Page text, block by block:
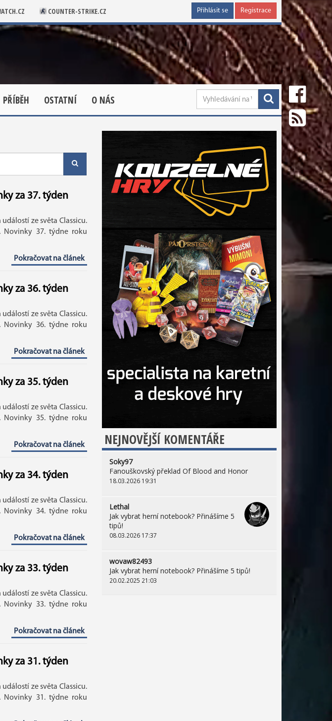
COUNTER-STRIKE.CZ Přihlásit se Registrace
PŘÍBĚH OSTATNÍ O NÁS
za 37. týden
ze světa Classicu.
Novinky 37. týdne roku
Pokračovat na článek
za 36. týden
ze světa Classicu.
Novinky 36. týdne roku
Pokračovat na článek
za 35. týden
ze světa Classicu.
Novinky 35. týdne roku
Pokračovat na článek
za 34. týden
ze světa Classicu.
Novinky 34. týdne roku
Pokračovat na článek
za 33. týden
ze světa Classicu.
Novinky 33. týdne roku
Pokračovat na článek
za 31. týden
ze světa Classicu.
Novinky 31. týdne roku
NEJNOVĚJŠÍ KOMENTÁŘE
Soky97
Fanouškovský překlad Of Blood and Honor
18.03.2026 19:31
Lethal
Jak vybrat herní notebook? Přinášíme 5
tipů!
08.03.2026 17:37
wovaw82493
Jak vybrat herní notebook? Přinášíme 5 tipů!
20.02.2025 21:03